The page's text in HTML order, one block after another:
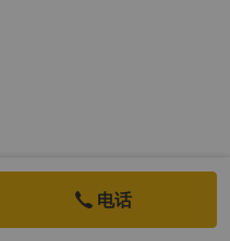
 电话